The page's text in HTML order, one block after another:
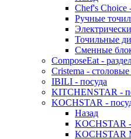
Chef's Choice
Ручные
Точильные
Сменные
ComposeEat -
Cristema -
IBILI - посуда
KITCHENSTAR -
KOCHSTAR -
Назад
KOCHSTAR -
KOCHSTAR